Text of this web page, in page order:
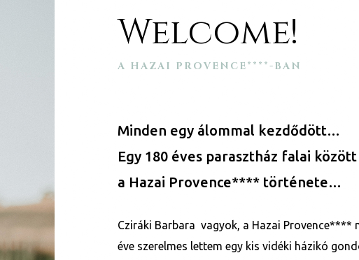
A HAZAI PROVENCE****-BAN
Welcome!
Minden egy álommal kezdődött…
Egy 180 éves parasztház falai
a Hazai Provence**** története…
Cziráki Barbara vagyok, a Hazai Provence****
éve szerelmes lettem egy kis vidéki házikó